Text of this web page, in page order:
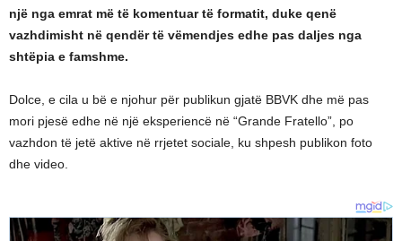
një nga emrat më të komentuar të formatit, duke qenë
vazhdimisht në qendër të vëmendjes edhe pas daljes nga
shtëpia e famshme.
Dolce, e cila u bë e njohur për publikun gjatë BBVK dhe më pas
mori pjesë edhe në një eksperiencë në “Grande Fratello”, po
vazhdon të jetë aktive në rrjetet sociale, ku shpesh publikon foto
dhe video.